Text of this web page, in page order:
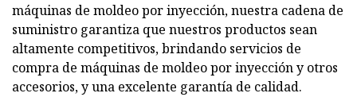
máquinas de moldeo por inyección, nuestra cadena de
suministro garantiza que nuestros productos sean
altamente competitivos, brindando servicios de
compra de máquinas de moldeo por inyección y otros
accesorios, y una excelente garantía de calidad.